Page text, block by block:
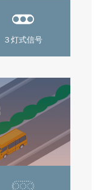
３灯式信号